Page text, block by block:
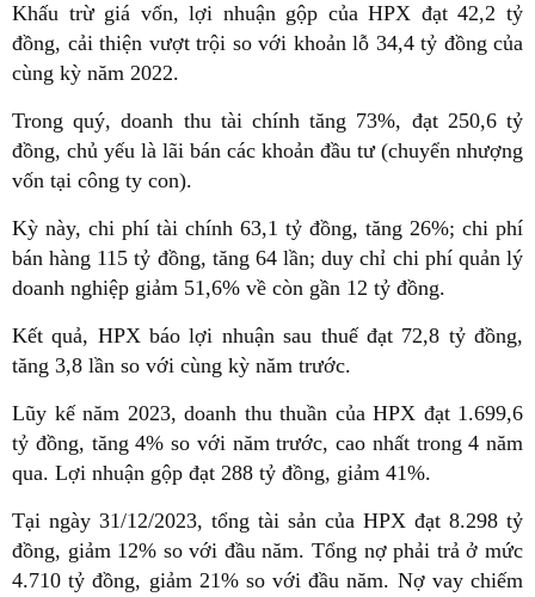
Khấu trừ giá vốn, lợi nhuận gộp của HPX đạt 42,2 tỷ
đồng, cải thiện vượt trội so với khoản lỗ 34,4 tỷ đồng của
cùng kỳ năm 2022.
Trong quý, doanh thu tài chính tăng 73%, đạt 250,6 tỷ
đồng, chủ yếu là lãi bán các khoản đầu tư (chuyển nhượng
vốn tại công ty con).
Kỳ này, chi phí tài chính 63,1 tỷ đồng, tăng 26%; chi phí
bán hàng 115 tỷ đồng, tăng 64 lần; duy chỉ chi phí quản lý
doanh nghiệp giảm 51,6% về còn gần 12 tỷ đồng.
Kết quả, HPX báo lợi nhuận sau thuế đạt 72,8 tỷ đồng,
tăng 3,8 lần so với cùng kỳ năm trước.
Lũy kế năm 2023, doanh thu thuần của HPX đạt 1.699,6
tỷ đồng, tăng 4% so với năm trước, cao nhất trong 4 năm
qua. Lợi nhuận gộp đạt 288 tỷ đồng, giảm 41%.
Tại ngày 31/12/2023, tổng tài sản của HPX đạt 8.298 tỷ
đồng, giảm 12% so với đầu năm. Tổng nợ phải trả ở mức
4.710 tỷ đồng, giảm 21% so với đầu năm. Nợ vay chiếm